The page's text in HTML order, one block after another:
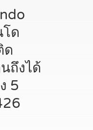
ด
ด
ถึงได้
5